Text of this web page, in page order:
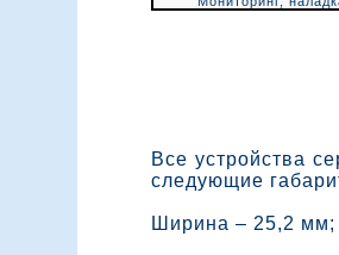
Все устройства
следующие
Ширина – 25,2